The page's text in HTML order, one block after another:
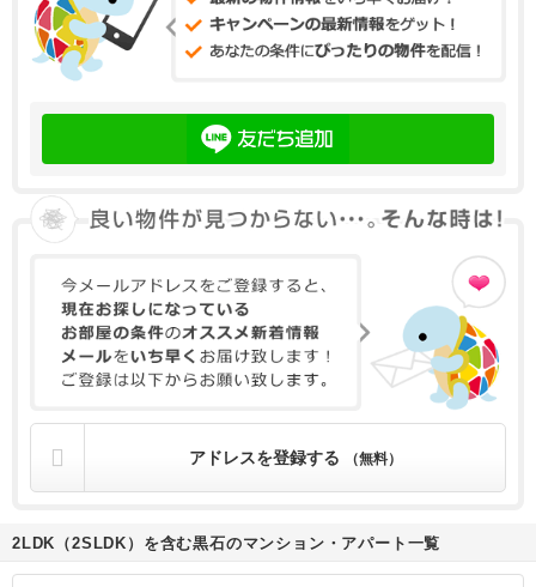
アドレスを登録する （無料）
2LDK（2SLDK）を含む黒石のマンション・アパート一覧